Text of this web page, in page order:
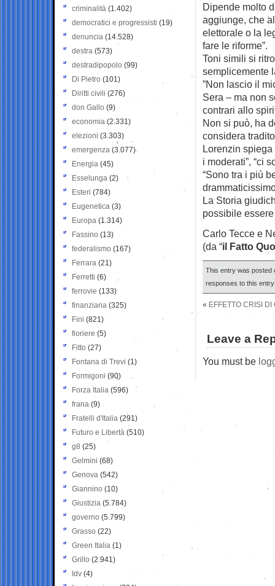
Dipende molto
aggiunge, che
elettorale o la
fare le riforme”.
Toni simili si
semplicemente
”Non lascio il
Sera – ma non
contrari allo
Non si può, ha
considera
Lorenzin
i moderati”, “ci
“Sono tra i più
La Storia
possibile
Carlo Tecce e
(da “il Fatto
This entry was posted
responses to this
« EFFETTO CRISI
Leave a
You must be
criminalità (1.402)
democratici e progressisti (19)
denuncia (14.528)
destra (573)
destradipopolo (99)
Di Pietro (101)
Diritti civili (276)
don Gallo (9)
economia (2.331)
elezioni (3.303)
emergenza (3.077)
Energia (45)
Esselunga (2)
Esteri (784)
Eugenetica (3)
Europa (1.314)
Fassino (13)
federalismo (167)
Ferrara (21)
Ferretti (6)
ferrovie (133)
finanziaria (325)
Fini (821)
fioriere (5)
Fitto (27)
Fontana di Trevi (1)
Formigoni (90)
Forza Italia (596)
frana (9)
Fratelli d'Italia (291)
Futuro e Libertà (510)
g8 (25)
Gelmini (68)
Genova (542)
Giannino (10)
Giustizia (5.784)
governo (5.799)
Grasso (22)
Green Italia (1)
Grillo (2.941)
Idv (4)